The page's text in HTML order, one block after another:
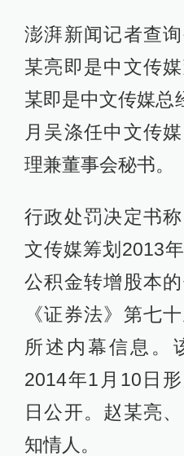
澎湃新闻记者查
某亮即是中文传
某即是中文传媒总
月吴涤任中文传
理兼董事会秘书。
行政处罚决定书
文传媒筹划2013
公积金转增股本
《证券法》第七
所述内幕信息。
2014年1月10日
日公开。赵某亮
知情人。